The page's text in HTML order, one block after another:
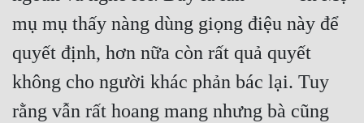
Đẹp
Đẹp Hiệp
Tính Cách Nhân Vật :
mụ mụ thấy nàng dùng giọng điệu này để
quyết định, hơn nữa còn rất quả quyết
không cho người khác phản bác lại. Tuy
rằng vẫn rất hoang mang nhưng bà cũng